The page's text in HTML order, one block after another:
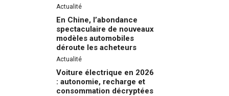
Actualité
En Chine, l’abondance
spectaculaire de nouveaux
modèles automobiles
déroute les acheteurs
Actualité
Voiture électrique en 2026
: autonomie, recharge et
consommation décryptées